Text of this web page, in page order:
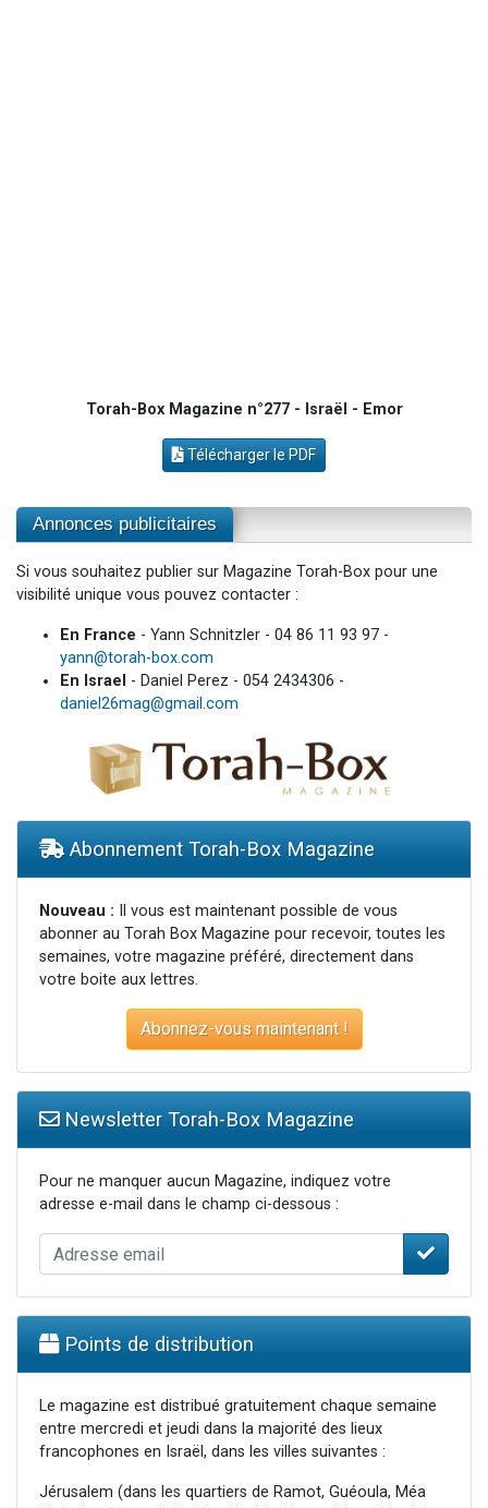
Torah-Box Magazine n°277 - Israël - Emor
Télécharger le PDF
Annonces publicitaires
Si vous souhaitez publier sur Magazine Torah-Box pour une
visibilité unique vous pouvez contacter :
En France - Yann Schnitzler - 04 86 11 93 97 -
yann@torah-box.com
En Israel - Daniel Perez - 054 2434306 -
daniel26mag@gmail.com
Abonnement Torah-Box Magazine
Nouveau : Il vous est maintenant possible de vous
abonner au Torah Box Magazine pour recevoir, toutes les
semaines, votre magazine préféré, directement dans
votre boite aux lettres.
Abonnez-vous maintenant !
Newsletter Torah-Box Magazine
Pour ne manquer aucun Magazine, indiquez votre
adresse e-mail dans le champ ci-dessous :
Points de distribution
Le magazine est distribué gratuitement chaque semaine
entre mercredi et jeudi dans la majorité des lieux
francophones en Israël, dans les villes suivantes :
Jérusalem (dans les quartiers de Ramot, Guéoula, Méa